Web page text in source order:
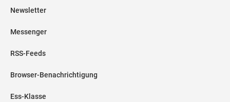
Newsletter
Messenger
RSS-Feeds
Browser-Benachrichtigung
Ess-Klasse